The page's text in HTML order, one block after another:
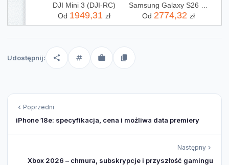
DJI Mini 3 (DJI-RC)
Od 1949,31 zł
Od 2774,32 zł
Udostępnij:
Poprzedni
iPhone 18e: specyfikacja, cena i możliwa data premiery
Następny
Xbox 2026 – chmura, subskrypcje i przyszłość gamingu